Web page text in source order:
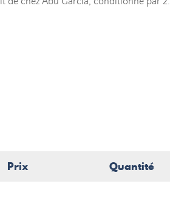
Prix Quantité